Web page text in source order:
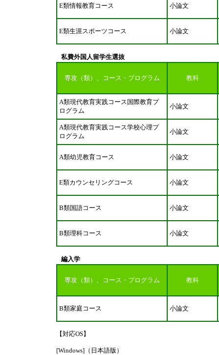
E類情報教育コース 小論文
E類生涯スポーツコース 小論文
私費外国人留学生選抜
専攻（類）、コース・プログラム 教科
A類現代教育実践コース国際教育プ
ログラム
小論文
A類現代教育実践コース学校心理プ
ログラム
小論文
A類幼児教育コース 小論文
E類カウンセリングコース 小論文
B類国語コース 小論文
B類理科コース 小論文
編入学
専攻（類）、コース・プログラム 教科
B類家庭コース 小論文
【対応OS】
[Windows]（日本語版）